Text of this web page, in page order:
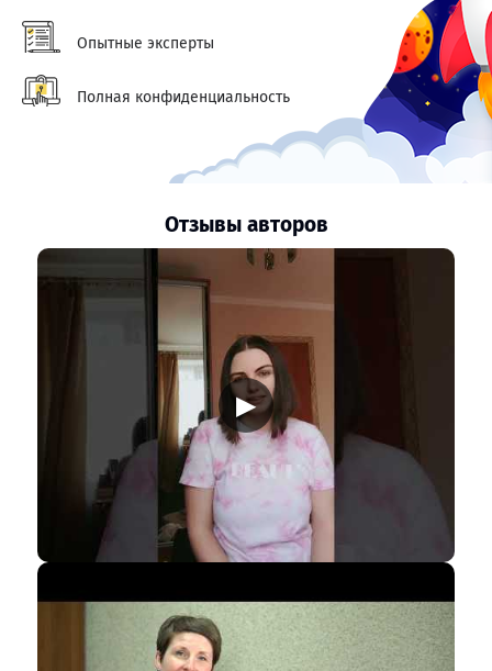
Опытные эксперты
Полная конфиденциальность
Отзывы авторов
▶